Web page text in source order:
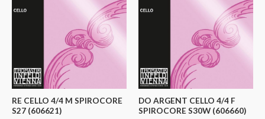
RE CELLO 4/4 M SPIROCORE
S27 (606621)
DO ARGENT CELLO 4/4 F
SPIROCORE S30W (606660)